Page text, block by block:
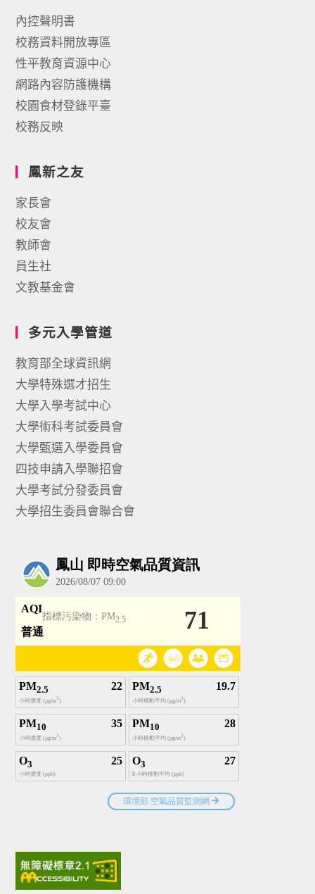
內控聲明書
校務資料開放專區
性平教育資源中心
網路內容防護機構
校園食材登錄平臺
校務反映
鳳新之友
家長會
校友會
教師會
員生社
文教基金會
多元入學管道
教育部全球資訊網
大學特殊選才招生
大學入學考試中心
大學術科考試委員會
大學甄選入學委員會
四技申請入學聯招會
大學考試分發委員會
大學招生委員會聯合會